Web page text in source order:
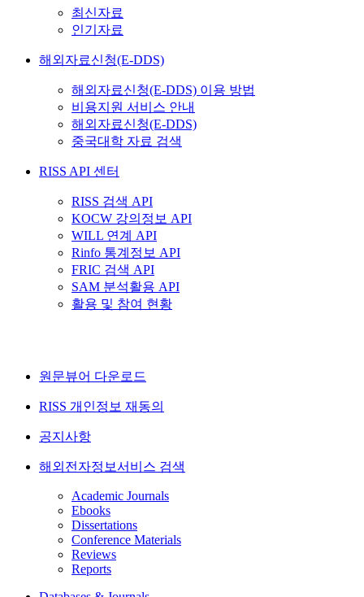
최신자료
인기자료
해외자료신청(E-DDS)
해외자료신청(E-DDS) 이용 방법
비용지원 서비스 안내
해외자료신청(E-DDS)
중국대학 자료 검색
RISS API 센터
RISS 검색 API
KOCW 강의정보 API
WILL 연계 API
Rinfo 통계정보 API
FRIC 검색 API
SAM 분석활용 API
활용 및 참여 현황
원문뷰어 다운로드
RISS 개인정보 재동의
공지사항
해외전자정보서비스 검색
Academic Journals
Ebooks
Dissertations
Conference Materials
Reviews
Reports